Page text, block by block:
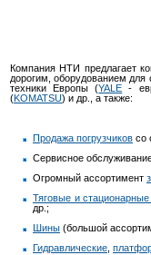
Компания НТИ предлагает
дорогим, оборудованием для
техники Европы (YALE -
(KOMATSU) и др., а также:
Продажа погрузчиков со
Сервисное
Огромный ассортимент
Тяговые и стационарные
др.;
Шины (большой
Гидравлические